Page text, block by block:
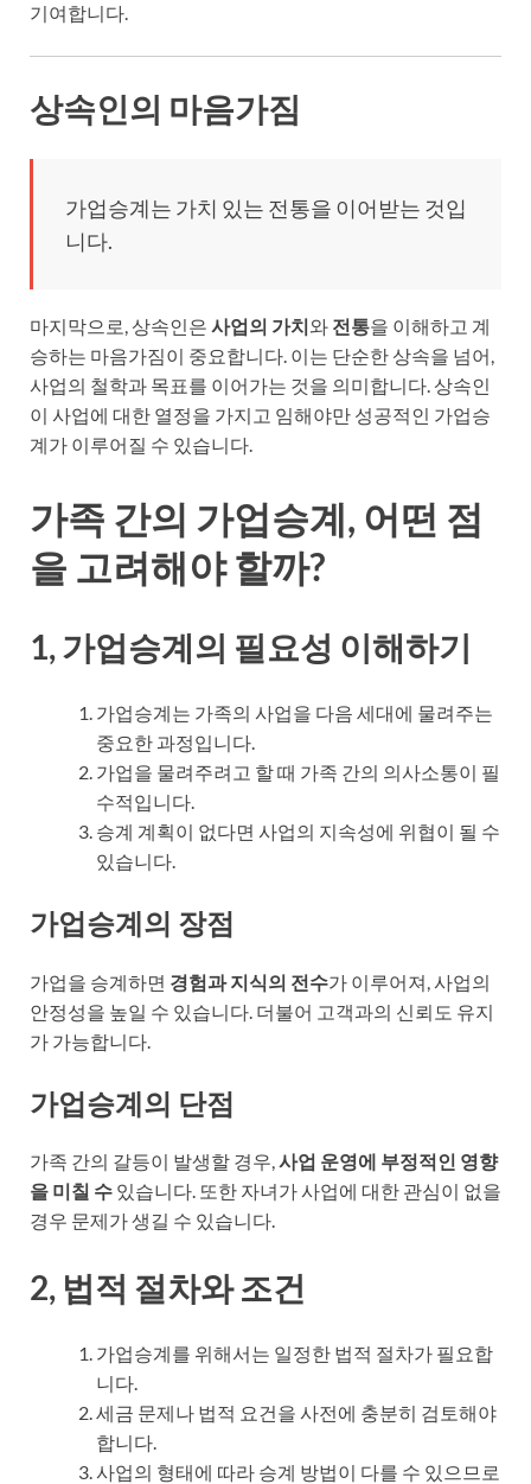
기여합니다.
상속인의 마음가짐
가업승계는 가치 있는 전통을 이어받는 것입
니다.
마지막으로, 상속인은 사업의 가치와 전통을 이해하고 계
승하는 마음가짐이 중요합니다. 이는 단순한 상속을 넘어,
사업의 철학과 목표를 이어가는 것을 의미합니다. 상속인
이 사업에 대한 열정을 가지고 임해야만 성공적인 가업승
계가 이루어질 수 있습니다.
가족 간의 가업승계, 어떤 점
을 고려해야 할까?
1, 가업승계의 필요성 이해하기
가업승계는 가족의 사업을 다음 세대에 물려주는
중요한 과정입니다.
가업을 물려주려고 할 때 가족 간의 의사소통이 필
수적입니다.
승계 계획이 없다면 사업의 지속성에 위협이 될 수
있습니다.
가업승계의 장점
가업을 승계하면 경험과 지식의 전수가 이루어져, 사업의
안정성을 높일 수 있습니다. 더불어 고객과의 신뢰도 유지
가 가능합니다.
가업승계의 단점
가족 간의 갈등이 발생할 경우,사업 운영에 부정적인 영향
을 미칠 수 있습니다. 또한 자녀가 사업에 대한 관심이 없을
경우 문제가 생길 수 있습니다.
2, 법적 절차와 조건
가업승계를 위해서는 일정한 법적 절차가 필요합
니다.
세금 문제나 법적 요건을 사전에 충분히 검토해야
합니다.
사업의 형태에 따라 승계 방법이 다를 수 있으므로